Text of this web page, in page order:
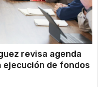
revisa agenda
ejecución de fondos